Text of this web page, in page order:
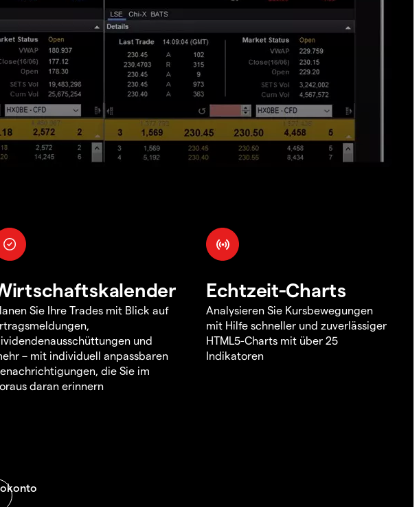
Sie Ihre Trades mit Blick auf
und
– mit individuell anpassbaren
die Sie im
daran erinnern
Echtzeit-Charts
Analysieren Sie Kursbewegungen
mit Hilfe schneller und zuverlässiger
HTML5-Charts mit über 25
Indikatoren